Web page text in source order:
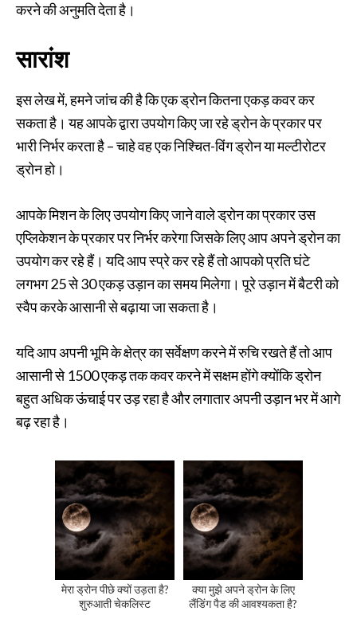
करने की अनुमति देता है।
सारांश
इस लेख में, हमने जांच की है कि एक ड्रोन कितना एकड़ कवर कर
सकता है। यह आपके द्वारा उपयोग किए जा रहे ड्रोन के प्रकार पर
भारी निर्भर करता है – चाहे वह एक निश्चित-विंग ड्रोन या मल्टीरोटर
ड्रोन हो।
आपके मिशन के लिए उपयोग किए जाने वाले ड्रोन का प्रकार उस
एप्लिकेशन के प्रकार पर निर्भर करेगा जिसके लिए आप अपने ड्रोन का
उपयोग कर रहे हैं। यदि आप स्प्रे कर रहे हैं तो आपको प्रति घंटे
लगभग 25 से 30 एकड़ उड़ान का समय मिलेगा। पूरे उड़ान में बैटरी को
स्वैप करके आसानी से बढ़ाया जा सकता है।
यदि आप अपनी भूमि के क्षेत्र का सर्वेक्षण करने में रुचि रखते हैं तो आप
आसानी से 1500 एकड़ तक कवर करने में सक्षम होंगे क्योंकि ड्रोन
बहुत अधिक ऊंचाई पर उड़ रहा है और लगातार अपनी उड़ान भर में आगे
बढ़ रहा है।
मेरा ड्रोन पीछे क्यों उड़ता है?
शुरुआती चेकलिस्ट
क्या मुझे अपने ड्रोन के लिए
लैंडिंग पैड की आवश्यकता है?